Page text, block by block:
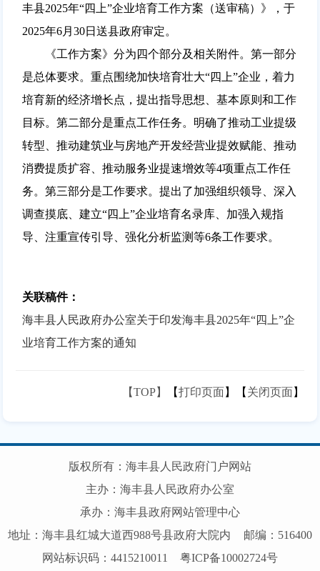
丰县2025年“四上”企业培育工作方案（送审稿）》，于
2025年6月30日送县政府审定。
《工作方案》分为四个部分及相关附件。第一部分
是总体要求。重点围绕加快培育壮大“四上”企业，着力
培育新的经济增长点，提出指导思想、基本原则和工作
目标。第二部分是重点工作任务。明确了推动工业提级
转型、推动建筑业与房地产开发经营业提效赋能、推动
消费提质扩容、推动服务业提速增效等4项重点工作任
务。第三部分是工作要求。提出了加强组织领导、深入
调查摸底、建立“四上”企业培育名录库、加强入规指
导、注重宣传引导、强化分析监测等6条工作要求。
关联稿件：
海丰县人民政府办公室关于印发海丰县2025年“四上”企
业培育工作方案的通知
【TOP】 【打印页面】【 关闭页面】
版权所有：海丰县人民政府门户网站
主办：海丰县人民政府办公室
承办：海丰县政府网站管理中心
地址：海丰县红城大道西988号县政府大院内
邮编：516400
网站标识码：4415210011
粤ICP备10002724号